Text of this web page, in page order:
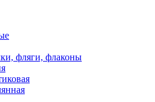
фляги, флаконы